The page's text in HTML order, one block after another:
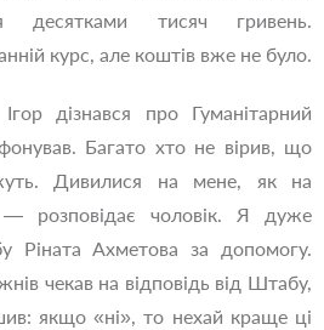
десятками тисяч гривень.
курс, але коштів вже не було.
дізнався про Гуманітарний
Багато хто не вірив, що
Дивилися на мене, як на
— розповідає чоловік. Я дуже
Ріната Ахметова за допомогу.
чекав на відповідь від Штабу,
якщо «ні», то нехай краще ці